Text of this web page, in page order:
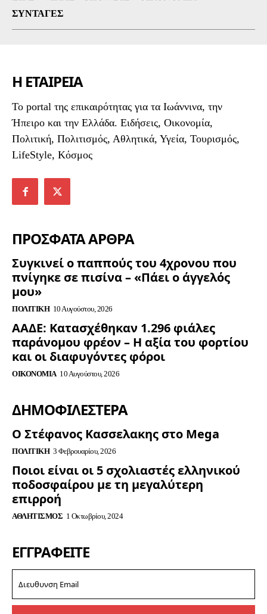
ΣΥΝΤΑΓΈΣ
Η ΕΤΑΙΡΕΙΑ
To portal της επικαιρότητας για τα Ιωάννινα, την
Ήπειρο και την Ελλάδα. Ειδήσεις, Οικονομία,
Πολιτική, Πολιτισμός, Αθλητικά, Υγεία, Τουρισμός,
LifeStyle, Κόσμος
ΠΡΟΣΦΑΤΑ ΑΡΘΡΑ
Συγκινεί ο παππούς του 4χρονου που
πνίγηκε σε πισίνα – «Πάει ο άγγελός
μου»
ΠΟΛΙΤΙΚΉ 10 Αυγούστου, 2026
ΑΑΔΕ: Κατασχέθηκαν 1.296 φιάλες
παράνομου φρέον – Η αξία του φορτίου
και οι διαφυγόντες φόροι
ΟΙΚΟΝΟΜΊΑ 10 Αυγούστου, 2026
ΔΗΜΟΦΙΛΈΣΤΕΡΑ
Ο Στέφανος Κασσελακης στο Mega
ΠΟΛΙΤΙΚΉ 3 Φεβρουαρίου, 2026
Ποιοι είναι οι 5 σχολιαστές ελληνικού
ποδοσφαίρου με τη μεγαλύτερη
επιρροή
ΑΘΛΗΤΙΣΜΌΣ 1 Οκτωβρίου, 2024
ΕΓΓΡΑΦΕΊΤΕ